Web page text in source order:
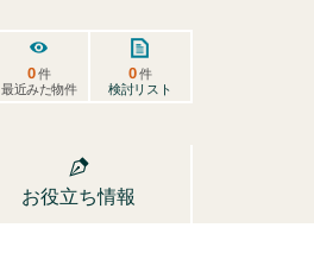
0件
最近みた物件
0件
検討リスト
お役立ち情報